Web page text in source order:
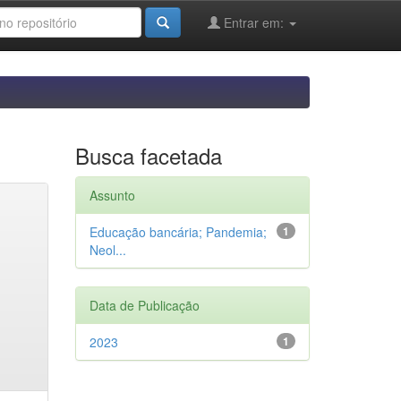
Entrar em:
Busca facetada
Assunto
1
Educação bancária; Pandemia;
Neol...
Data de Publicação
1
2023